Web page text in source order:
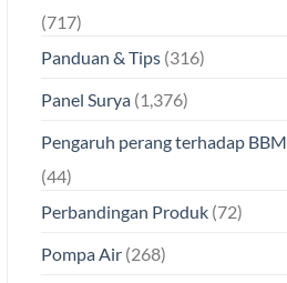
(717)
Panduan & Tips(316)
Panel Surya(1,376)
Pengaruh perang terhadap BBM
(44)
Perbandingan Produk(72)
Pompa Air(268)